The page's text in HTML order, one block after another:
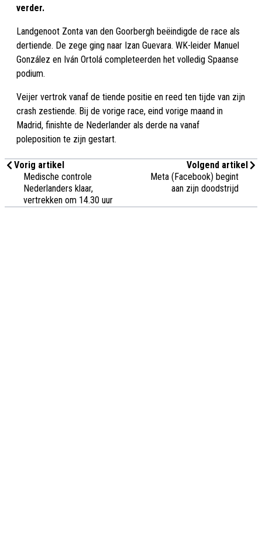
verder.
Landgenoot Zonta van den Goorbergh beëindigde de race als
dertiende. De zege ging naar Izan Guevara. WK-leider Manuel
González en Iván Ortolá completeerden het volledig Spaanse
podium.
Veijer vertrok vanaf de tiende positie en reed ten tijde van zijn
crash zestiende. Bij de vorige race, eind vorige maand in
Madrid, finishte de Nederlander als derde na vanaf
poleposition te zijn gestart.
Vorig artikel
Medische controle
Nederlanders klaar,
vertrekken om 14.30 uur
Volgend artikel
Meta (Facebook) begint
aan zijn doodstrijd